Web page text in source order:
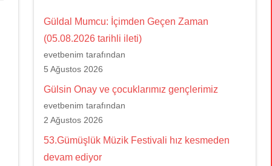
Güldal Mumcu: İçimden Geçen Zaman
(05.08.2026 tarihli ileti)
evetbenim tarafından
5 Ağustos 2026
Gülsin Onay ve çocuklarımız gençlerimiz
evetbenim tarafından
2 Ağustos 2026
53.Gümüşlük Müzik Festivali hız kesmeden
devam ediyor